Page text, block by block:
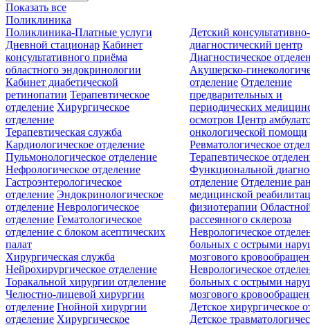
Показать все
Поликлиника
Поликлиника-Платные услуги
Дневной стационар Кабинет
консультативного приёма
областного эндокринологии
Кабинет диабетической
ретинопатии Терапевтическое
отделение Хирургическое
отделение
Детский консультативно-
диагностический центр
Диагностическое
Акушерско-
отделение Отделение
предварительных и
периодических
осмотровЦентр
онкологической помощи
Терапевтическая служба
Кардиологическое отделение
Пульмонологическое отделение
Нефрологическое отделение
Гастроэнтерологическое
отделение Эндокринологическое
отделение Неврологическое
отделение Гематологическое
отделение c блоком асептических
палат
Ревматологическое
Терапевтическое
Функциональной
отделение Отделение
медицинской
физиотерапии
рассеянного склероза
Неврологическое
больных с острыми
мозгового
Неврологическое
больных с острыми
мозгового
Хирургическая служба
Нейрохирургическое отделение
Торакальной хирургии отделение
Челюстно-лицевой хирургии
отделение Гнойной хирургии
отделение Хирургическое
Детское хирургическое
Детское